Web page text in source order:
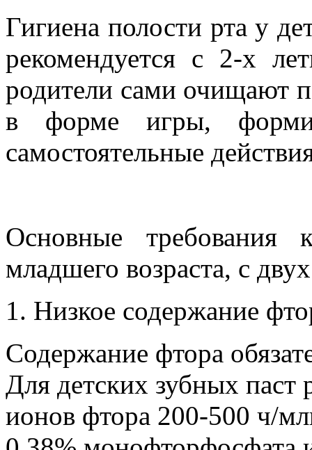
Гигиена полости рта у
рекомендуется с 2-х
родители сами очищают
в форме игры,
самостоятельные
Основные
младшего возраста, с
1. Низкое содержание
Содержание фтора
Для детских зубных паст
ионов фтора 200-500 ч/